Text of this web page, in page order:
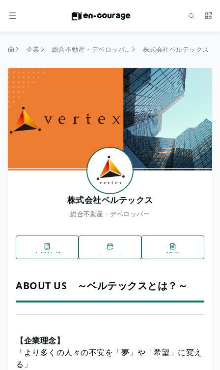
メニュー サ
企業 総合不動産・デベロッパー 株式会社ベルテックス
株式会社ベルテックス
総合不動産・デベロッパー
企業情報 イベント 記事
ABOUT US ～ベルテックスとは？～
【企業理念】
「より多くの人々の不安を「夢」や「希望」に変え
る」